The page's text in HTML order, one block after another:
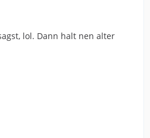
lol. Dann halt nen alter